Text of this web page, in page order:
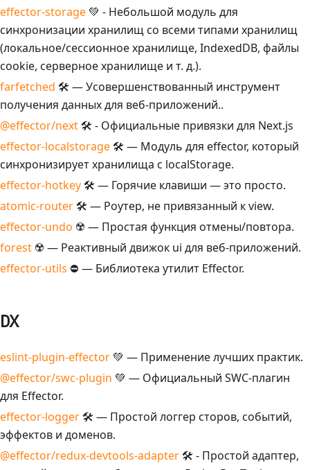
effector-storage 💚 - Небольшой модуль для
синхронизации хранилищ со всеми типами хранилищ
(локальное/сессионное хранилище, IndexedDB, файлы
cookie, серверное хранилище и т. д.).
farfetched 🛠 — Усовершенствованный инструмент
получения данных для веб-приложений..
@effector/next🛠 - Официальные привязки для Next.js
effector-localstorage🛠 — Модуль для effector, который
синхронизирует хранилища с localStorage.
effector-hotkey🛠 — Горячие клавиши — это просто.
atomic-router🛠 — Роутер, не привязанный к view.
effector-undo ☢️ — Простая функция отмены/повтора.
forest ☢️ — Реактивный движок ui для веб-приложений.
effector-utils ⛔ — Библиотека утилит Effector.
DX
eslint-plugin-effector 💚 — Применение лучших практик.
@effector/swc-plugin 💚 — Официальный SWC-плагин
для Effector.
effector-logger🛠 — Простой логгер сторов, событий,
эффектов и доменов.
@effector/redux-devtools-adapter🛠 - Простой адаптер,